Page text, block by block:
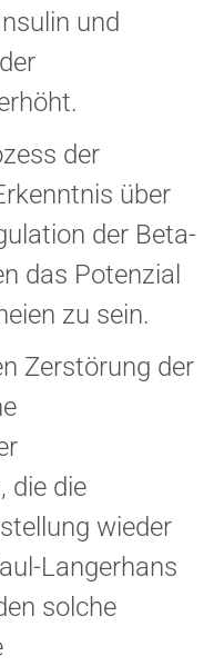
und
der
über
der Beta-
das Potenzial
zu sein.
Zerstörung der
die die
wieder
Langerhans
solche